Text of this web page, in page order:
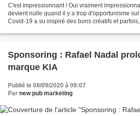
C'est impressionnant ! Oui vraiment
devient nulle quand il y a trop d'opportunisme
Covid-19 a su inspiré des bons créatifs et
Sponsoring : Rafael Nadal
marque KIA
Publié le 08/09/2020 à 09:07
Par new pub marketing